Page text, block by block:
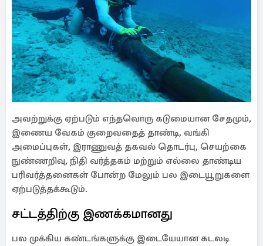
அவற்றுக்கு ஏற்படும் எந்தவொரு கடுமையான சேதமும்,
இணைய வேகம் குறைவதைத் தாண்டி, வங்கி
அமைப்புகள், இராணுவத் தகவல் தொடர்பு, செயற்கை
நுண்ணறிவு, நிதி வர்த்தகம் மற்றும் எல்லை தாண்டிய
பரிவர்த்தனைகள் போன்ற மேலும் பல இடையூறுகளை
ஏற்படுத்தக்கூடும்.
சட்டத்திற்கு இணக்கமானது
பல முக்கிய கண்டங்களுக்கு இடையேயான கடலடி